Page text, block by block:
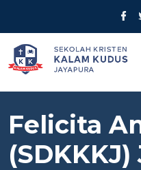
Felicita
(SDKKKJ)